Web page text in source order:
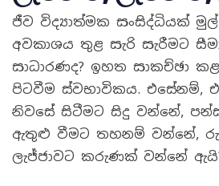
ජීව විද්‍යාත්මක සංසිද්ධියක්
අවකාශය තුළ සැරි සැරීමට
සාධාරණද? ඉහත සාකච්ඡා
පිටවීම ස්වභාවිකය. එසේනම්,
නිවසේ සිටීමට සිදු වන්නේ,
ඇතුළු වීමට තහනම් වන්නේ,
ලැජ්ජාවට කරුණක් වන්නේ